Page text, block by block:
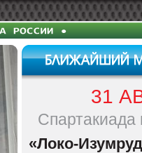
31
Спартакиада
«Локо-